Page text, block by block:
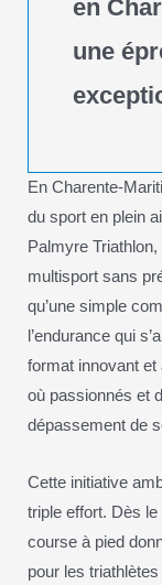
en
une
En Charente-
du sport en plein
Palmyre
multisport sans
qu’une simple
l’endurance qui
format innovant
où passionnés et
dépassement de
Cette initiative
triple effort. Dès
course à pied
pour les